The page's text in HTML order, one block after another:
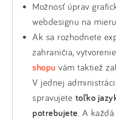
Možnosť úprav
webdesignu na
Ak sa rozhodnete
zahraničia, vytvorenie
shopu vám taktiež
V jednej
spravujete toľko
potrebujete. A